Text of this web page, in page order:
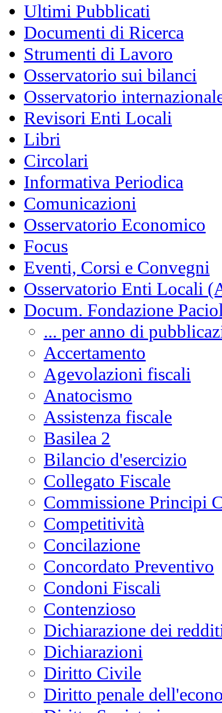
Ultimi Pubblicati
Documenti di Ricerca
Strumenti di Lavoro
Osservatorio sui bilanci
Osservatorio
Revisori Enti Locali
Libri
Circolari
Informativa Periodica
Comunicazioni
Osservatorio Economico
Focus
Eventi, Corsi e Convegni
Osservatorio Enti Locali
Docum. Fondazione
... per anno di
Accertamento
Agevolazioni fiscali
Anatocismo
Assistenza fiscale
Basilea 2
Bilancio d'esercizio
Collegato Fiscale
Commissione Principi
Competitività
Concilazione
Concordato Preventivo
Condoni Fiscali
Contenzioso
Dichiarazione dei
Dichiarazioni
Diritto Civile
Diritto penale